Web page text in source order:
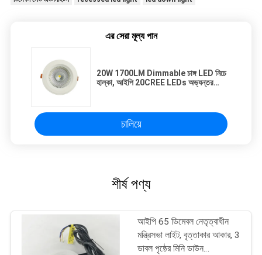
এর সেরা মূল্য পান
20W 1700LM Dimmable চাঙ্গ LED নিচে
হাল্কা, আইপি 20CREE LEDs অভ্যন্তর
চালিয়ে
শীর্ষ পণ্য
আইপি 65 ডিমেবল নেতৃত্বাধীন
মন্ত্রিসভা লাইট, বৃত্তাকার আকার, 3
ডাবল পৃষ্ঠের মিনি ডাউন